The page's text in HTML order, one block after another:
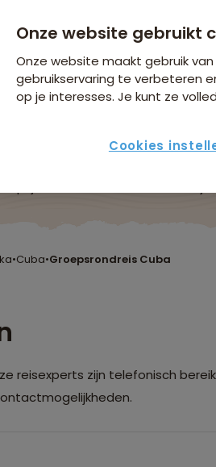
prijzen
•Cuba•Groepsrondreis Cuba
reisexperts zijn telefonisch
Onze website gebruikt
Onze website maakt gebruik
gebruikservaring te verbeteren
op je interesses. Je kunt ze
Cookies